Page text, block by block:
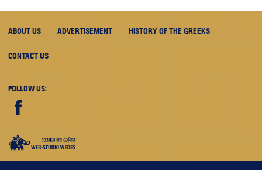
ABOUT US ADVERTISEMENT HISTORY OF THE GREEKS
CONTACT US
FOLLOW US:
Web-
studio
"WEDES"